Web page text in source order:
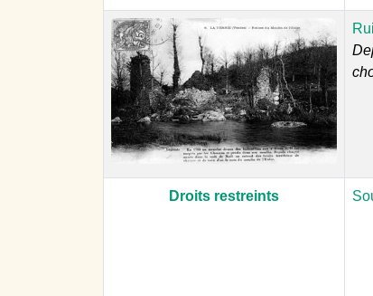
Droits restreints